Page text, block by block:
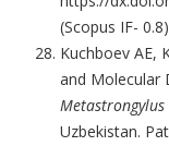
(Scopus IF- 0.8)
Kuchboev AE,
and Molecular
Metastrongylus
Uzbekistan.